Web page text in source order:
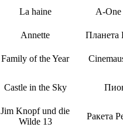
La haine A-
Annette
Family of the Year
Castle in the Sky
Jim Knopf und die
Wilde 13
Ракета